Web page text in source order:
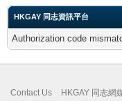
HKGAY 同志資訊平台
Authorization code
Contact Us HKGAY 同志網